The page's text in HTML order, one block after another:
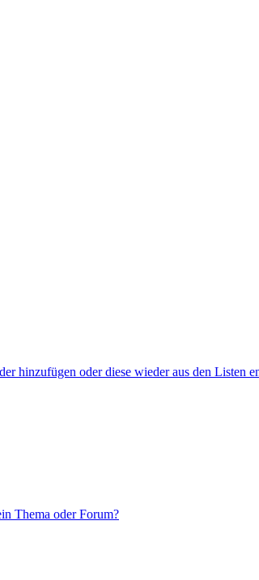
hinzufügen oder diese wieder aus den Listen
Thema oder Forum?